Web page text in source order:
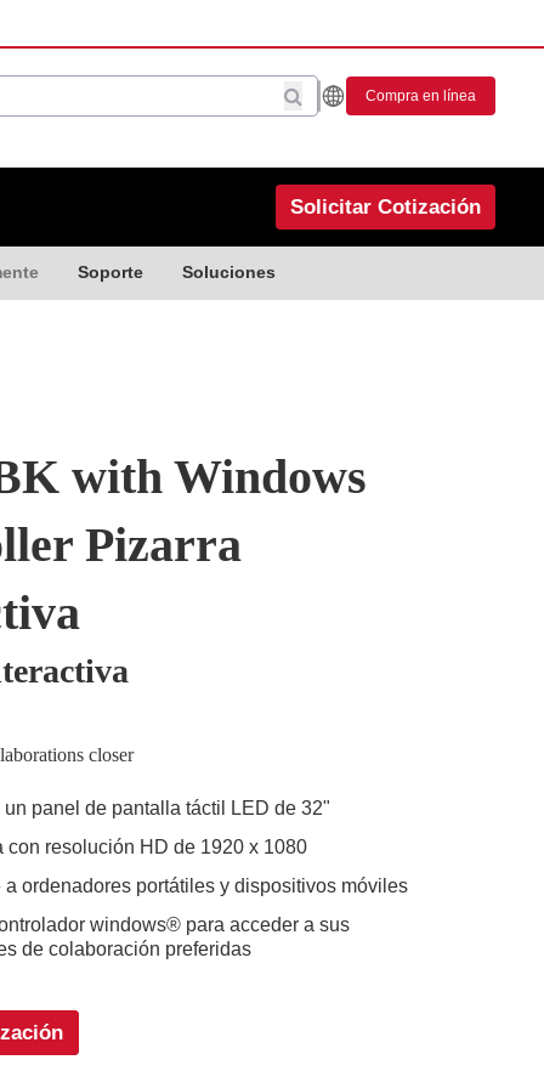
Compra en línea
Solicitar Cotización
Soporte Soluciones
with Windows
Pizarra
closer
un panel de pantalla táctil LED de 32"
con resolución HD de 1920 x 1080
a ordenadores portátiles y dispositivos móviles
windows® para acceder a sus
de colaboración preferidas